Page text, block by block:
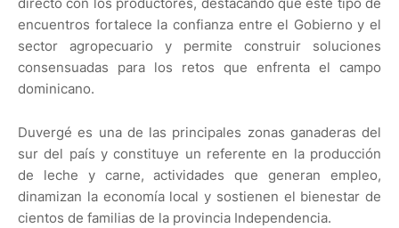
directo con los productores, destacando que este tipo de
encuentros fortalece la confianza entre el Gobierno y el
sector agropecuario y permite construir soluciones
consensuadas para los retos que enfrenta el campo
dominicano.
Duvergé es una de las principales zonas ganaderas del
sur del país y constituye un referente en la producción
de leche y carne, actividades que generan empleo,
dinamizan la economía local y sostienen el bienestar de
cientos de familias de la provincia Independencia.